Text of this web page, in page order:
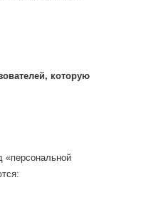
которую
«персональной